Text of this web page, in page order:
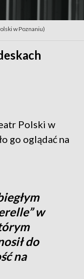
w Poznaniu)
Polski w
go oglądać na
w
do
na